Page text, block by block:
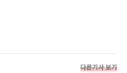
다른기사 보기